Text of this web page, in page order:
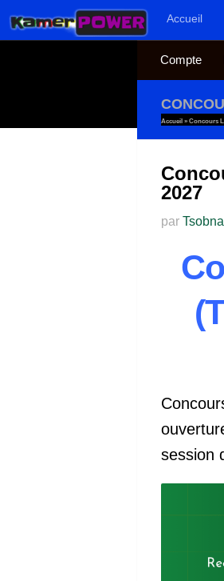
Au dessous du contenuAccueil
Compte
Accueil » Concours
2027
par
session